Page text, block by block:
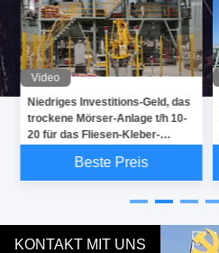
Video
Niedriges Investitions-Geld, das
trockene Mörser-Anlage t/h 10-
20 für das Fliesen-Kleber-
Beste Preis
KONTAKT MIT UNS